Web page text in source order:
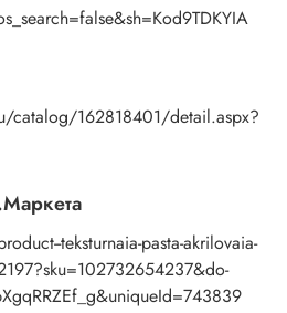
catalog/162818401/detail.aspx?
teksturnaia-pasta-akrilovaia-